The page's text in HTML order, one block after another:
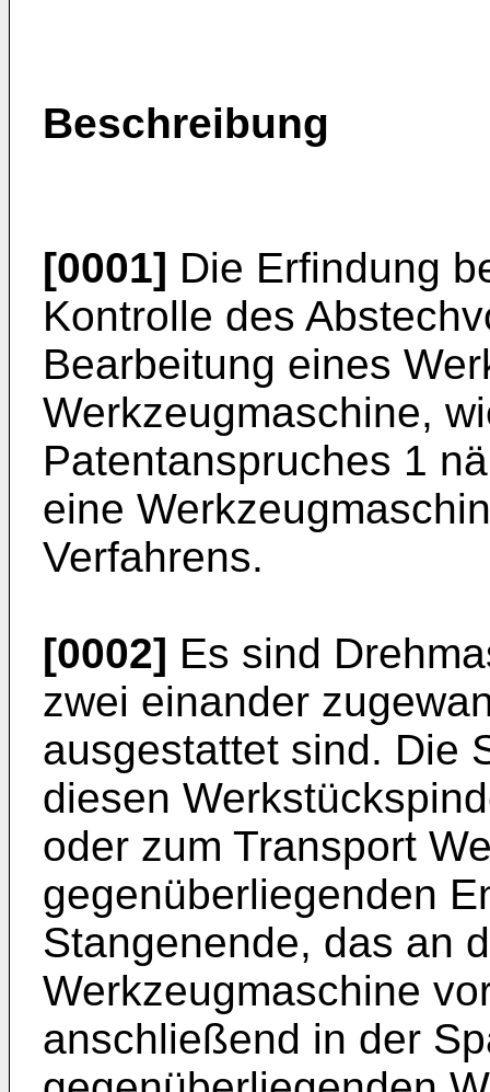
Beschreibung
[0001] Die Erfindung
Kontrolle des
Bearbeitung eines
Werkzeugmaschine,
Patentanspruches 1
eine
Verfahrens.
[0002] Es sind
zwei einander
ausgestattet sind. Die
diesen
oder zum Transport
gegenüberliegenden
Stangenende, das an
Werkzeugmaschine
anschließend in der